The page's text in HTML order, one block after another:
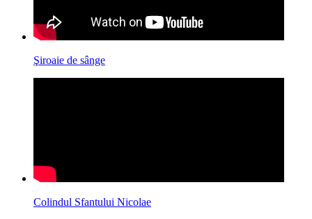
Şiroaie de sânge
Colindul Sfantului Nicolae